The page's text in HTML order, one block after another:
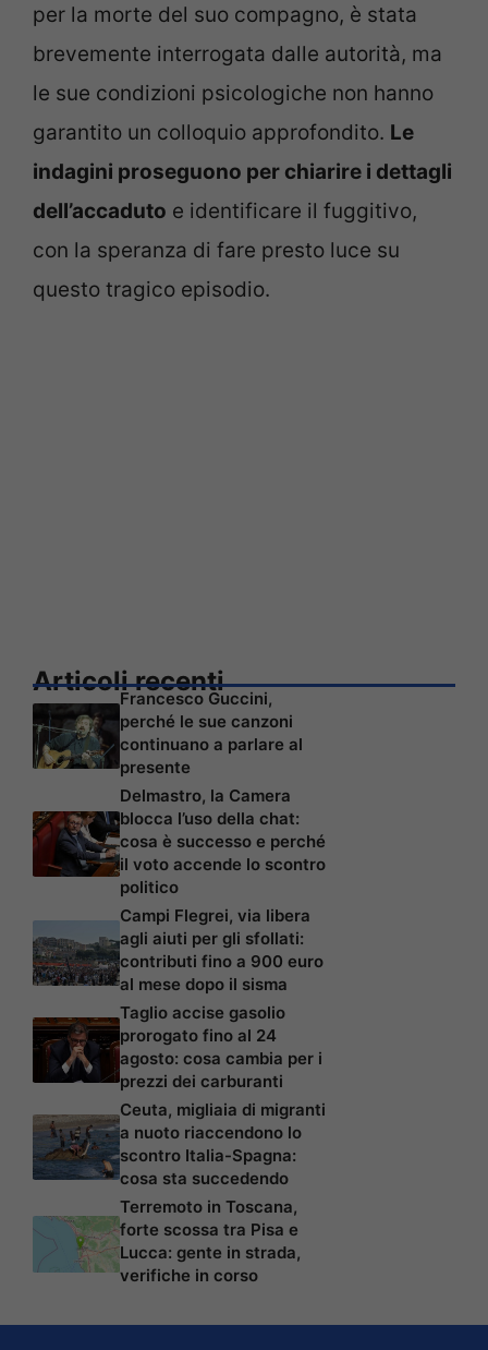
per la morte del suo compagno, è stata
brevemente interrogata dalle autorità, ma
le sue condizioni psicologiche non hanno
garantito un colloquio approfondito. Le
indagini proseguono per chiarire i dettagli
dell’accaduto e identificare il fuggitivo,
con la speranza di fare presto luce su
questo tragico episodio.
Articoli recenti
Francesco Guccini,
perché le sue canzoni
continuano a parlare al
presente
Delmastro, la Camera
blocca l’uso della chat:
cosa è successo e perché
il voto accende lo scontro
politico
Campi Flegrei, via libera
agli aiuti per gli sfollati:
contributi fino a 900 euro
al mese dopo il sisma
Taglio accise gasolio
prorogato fino al 24
agosto: cosa cambia per i
prezzi dei carburanti
Ceuta, migliaia di migranti
a nuoto riaccendono lo
scontro Italia-Spagna:
cosa sta succedendo
Terremoto in Toscana,
forte scossa tra Pisa e
Lucca: gente in strada,
verifiche in corso